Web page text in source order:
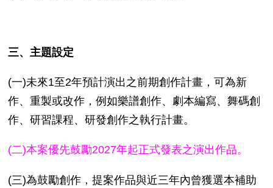
三、主題設定
(一)未來1至2年預計演出之前期創作計畫，可為新
作、重製或改作，例如樂譜創作、劇本編寫、舞碼創
作、研習課程、研發創作之執行計畫。
(二)本案優先鼓勵2027年起正式發表之演出作品。
(三)為鼓勵創作，提案作品與近三年內曾獲選本補助